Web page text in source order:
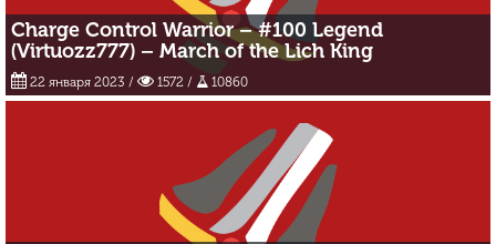
Charge Control Warrior – #100 Legend
(Virtuozz777) – March of the Lich King
22 января 2023 / 1572 / 10860